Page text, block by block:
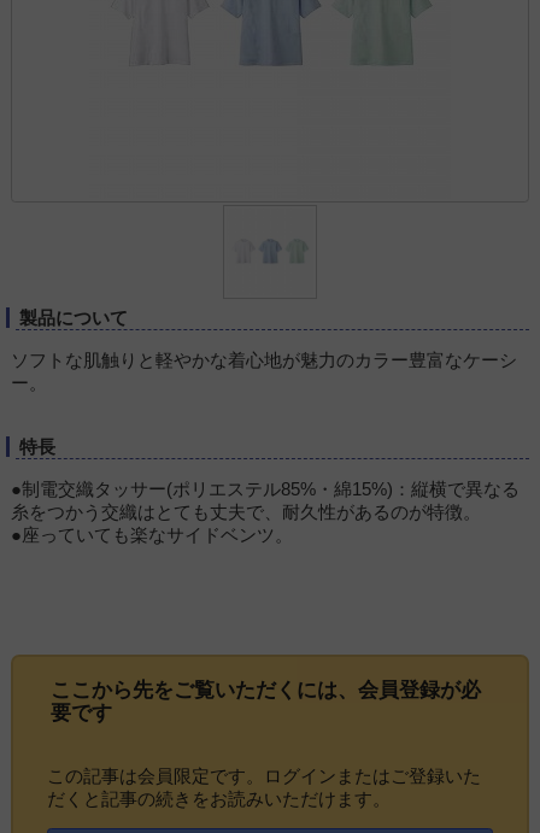
製品について
ソフトな肌触りと軽やかな着心地が魅力のカラー豊富なケーシ
ー。
特長
●制電交織タッサー(ポリエステル85%・綿15%)：縦横で異なる
糸をつかう交織はとても丈夫で、耐久性があるのが特徴。
●座っていても楽なサイドベンツ。
ここから先をご覧いただくには、 会員登録が必
要です
この記事は会員限定です。ログインまたはご登録いた
だくと記事の続きをお読みいただけます。